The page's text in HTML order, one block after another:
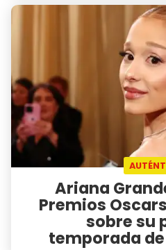
Ariana
Premios
sobre su
temporada